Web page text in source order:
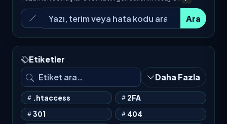
Ara
Etiketler
Daha Fazla
.htaccess
2FA
301
404